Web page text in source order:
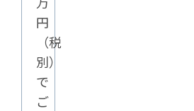
円
（税
別）
で
ご